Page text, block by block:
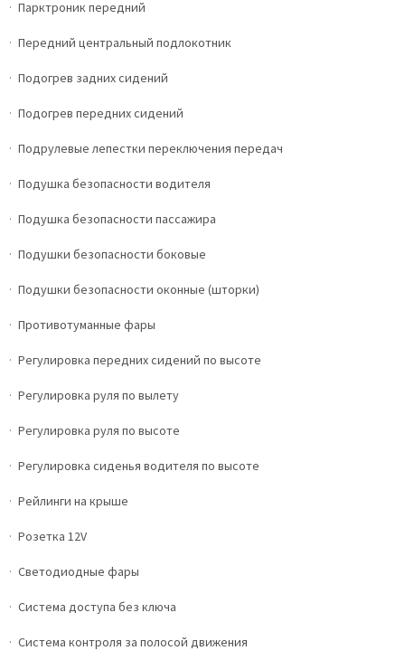
Парктроник передний
Передний центральный подлокотник
Подогрев задних сидений
Подогрев передних сидений
Подрулевые лепестки переключения передач
Подушка безопасности водителя
Подушка безопасности пассажира
Подушки безопасности боковые
Подушки безопасности оконные (шторки)
Противотуманные фары
Регулировка передних сидений по высоте
Регулировка руля по вылету
Регулировка руля по высоте
Регулировка сиденья водителя по высоте
Рейлинги на крыше
Розетка 12V
Светодиодные фары
Система доступа без ключа
Система контроля за полосой движения